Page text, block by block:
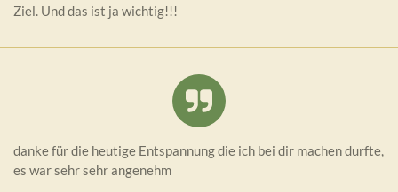
Ziel. Und das ist ja wichtig!!!
danke für die heutige Entspannung die ich bei dir machen durfte,
es war sehr sehr angenehm